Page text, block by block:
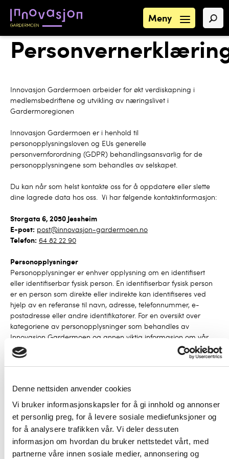
Denne nettsiden anvender cookies
Vi bruker informasjonskapsler for å gi innhold og annonser
et personlig preg, for å levere sosiale mediefunksjoner og
for å analysere trafikken vår. Vi deler dessuten
informasjon om hvordan du bruker nettstedet vårt, med
partnerne våre innen sosiale medier, annonsering og
Meny
Innovasjon Gardermoen arbeider for økt verdiskapning i
medlemsbedriftene og utvikling av næringslivet i
Gardermoregionen
Innovasjon Gardermoen er i henhold til
personopplysningsloven og EUs generelle
personvernforordning (GDPR) behandlingsansvarlig for de
personopplysningene som behandles av selskapet.
Du kan når som helst kontakte oss for å oppdatere eller slette
dine lagrede data hos oss. Vi har følgende kontaktinformasjon:
Storgata 6, 2050 Jessheim
E-post: post@innovasjon-gardermoen.no
Telefon: 64 82 22 90
Personopplysninger
Personopplysninger er enhver opplysning om en identifisert
eller identifiserbar fysisk person. En identifiserbar fysisk person
er en person som direkte eller indirekte kan identifiseres ved
hjelp av en referanse til navn, adresse, telefonnummer, e-
postadresse eller andre identifikatorer. For en oversikt over
kategoriene av personopplysninger som behandles av
Innovasjon Gardermoen og annen viktig informasjon om vår
behandling av personopplysninger, vennligst les informasjonen
nedenfor.
formål.
1. Lagring av medlemsdata
Bedriftsnavn
Kontaktperson(er)
Adresseinformasjon bedrift
Kontaktinformasjon bedrift
Kontaktinformasjon kontaktperson(er)